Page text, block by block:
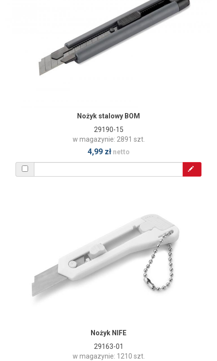
Nożyk stalowy BOM
29190-15
w magazynie: 2891 szt.
4,99 złnetto
Nożyk NIFE
29163-01
w magazynie: 1210 szt.